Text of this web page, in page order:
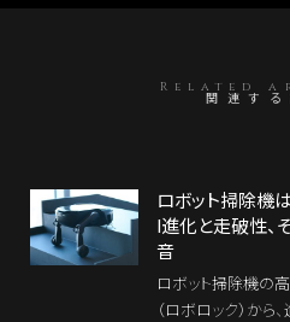
Related
関連する
ロボット掃除機
I進化と走破性、
音
ロボット掃除機の
（ロボロック）から